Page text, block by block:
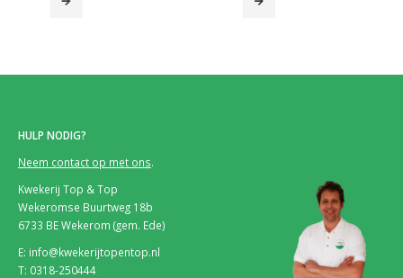
HULP NODIG?
Neem contact op met ons.
Kwekerij Top & Top
Wekeromse Buurtweg 18b
6733 BE Wekerom (gem. Ede)
E: info@kwekerijtopentop.nl
T: 0318-250444